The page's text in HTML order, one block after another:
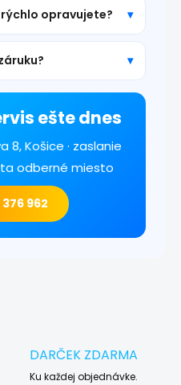
opravujete?
ešte dnes
8, Košice · zaslanie
odberné miesto
962
DARČEK ZDARMA
Ku každej objednávke.